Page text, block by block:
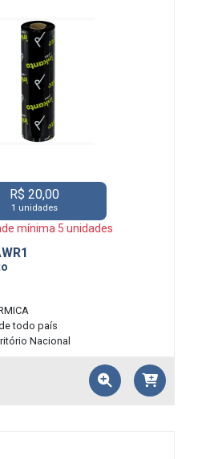
R$ 20,00
1 unidades
mínima 5 unidades
todo país
Nacional